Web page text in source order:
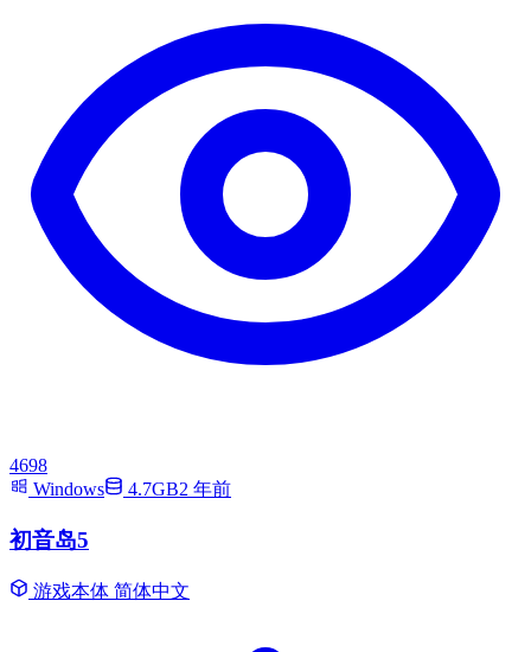
4698
Windows
4.7GB2 年前
初音岛5
游戏本体 简体中文